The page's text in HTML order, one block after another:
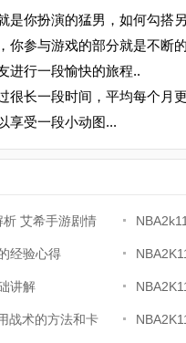
是你扮演的猛男，如何勾搭
，你参与游戏的部分就是不断
进行一段愉快的旅程..
很长一段时间，平均每个月
享受一段小动图...
析 艾希手游剧情
经验心得
讲解
战术的方法和卡